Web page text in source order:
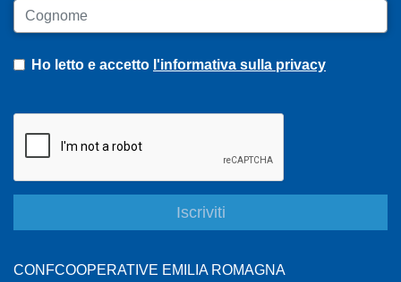
Cognome
Ho letto e accetto l'informativa sulla privacy
CONFCOOPERATIVE EMILIA ROMAGNA